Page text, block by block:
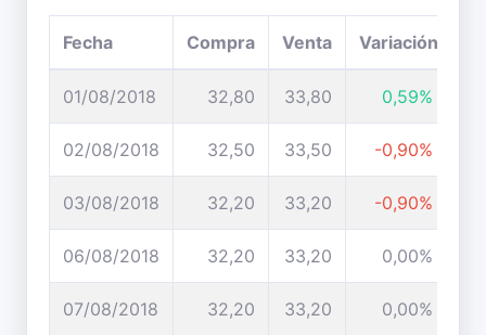
Fecha Compra Venta Variación
01/08/2018 32,80 33,80 0,59%
02/08/2018 32,50 33,50 -0,90%
03/08/2018 32,20 33,20 -0,90%
06/08/2018 32,20 33,20 0,00%
07/08/2018 32,20 33,20 0,00%